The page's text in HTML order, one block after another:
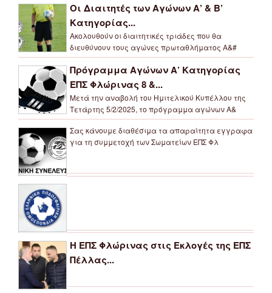
Οι Διαιτητές των Αγώνων Α’ & Β’
Κατηγορίας...
Ακολουθούν οι διαιτητικές τριάδες που θα
διευθύνουν τους αγώνες πρωταθλήματος Α&#
Πρόγραμμα Αγώνων Α’ Κατηγορίας
ΕΠΣ Φλώρινας 8 &...
Μετά την αναβολή του Ημιτελικού Κυπέλλου της
Τετάρτης 5/2/2025, το πρόγραμμα αγώνων Α&
Σας κάνουμε διαθέσιμα τα απαραίτητα εγγραφα
για τη συμμετοχή των Σωματείων ΕΠΣ Φλ
Η ΕΠΣ Φλώρινας στις Εκλογές της ΕΠΣ
Πέλλας...